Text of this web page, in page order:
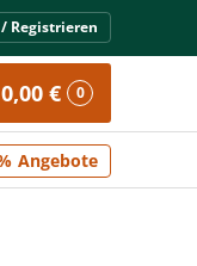
Registrieren
0,00 € 0
Angebote